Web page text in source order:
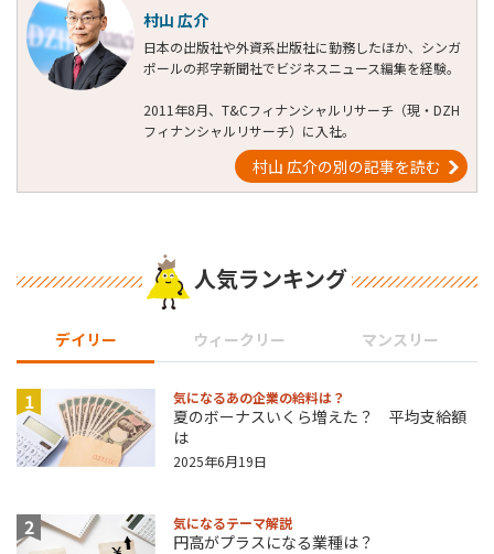
村山 広介
日本の出版社や外資系出版社に勤務したほか、シンガ
ポールの邦字新聞社でビジネスニュース編集を経験。
2011年8月、T&Cフィナンシャルリサーチ（現・DZH
フィナンシャルリサーチ）に入社。
村山 広介の別の記事を読む
人気ランキング
デイリー ウィークリー マンスリー
1 気になるあの企業の給料は？
夏のボーナスいくら増えた？ 平均支給額
は
2025年6月19日
2 気になるテーマ解説
円高がプラスになる業種は？